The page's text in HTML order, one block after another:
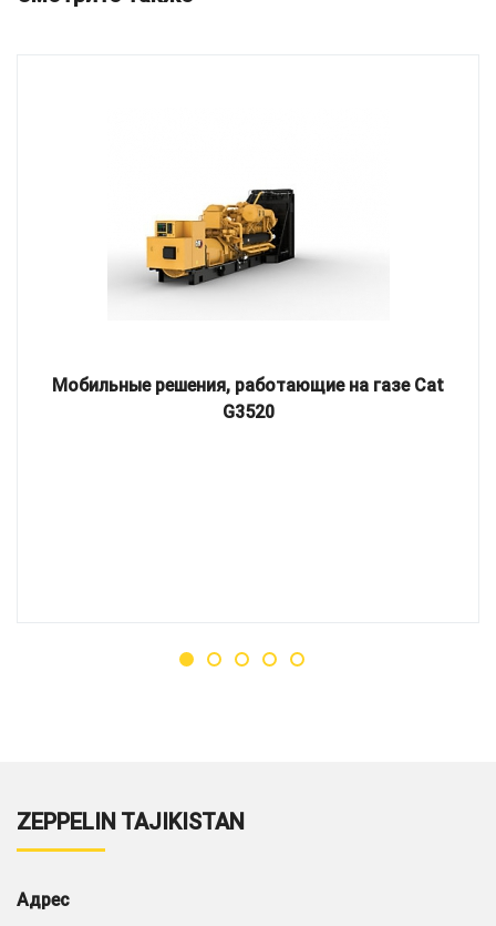
Мобильные решения, работающие на газе Cat
G3520
ZEPPELIN TAJIKISTAN
Адрес